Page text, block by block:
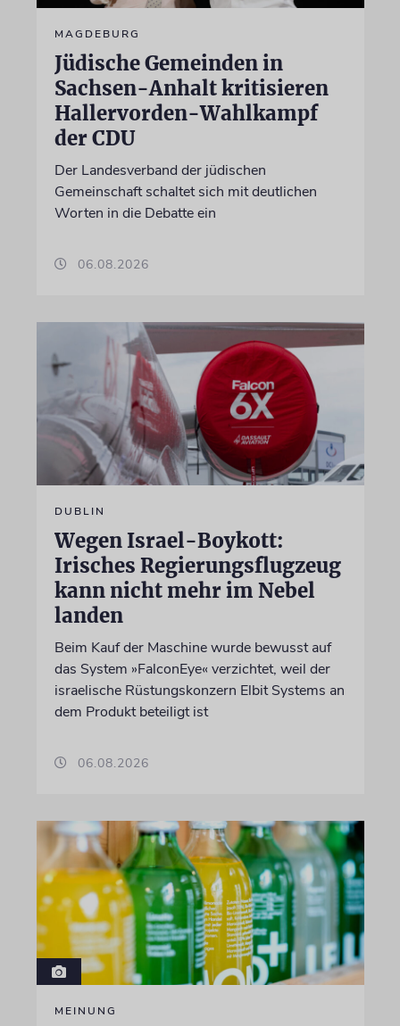
MAGDEBURG
Jüdische Gemeinden in
Sachsen-Anhalt kritisieren
Hallervorden-Wahlkampf
der CDU
Der Landesverband der jüdischen
Gemeinschaft schaltet sich mit deutlichen
Worten in die Debatte ein
06.08.2026
DUBLIN
Wegen Israel-Boykott:
Irisches Regierungsflugzeug
kann nicht mehr im Nebel
landen
Beim Kauf der Maschine wurde bewusst auf
das System »FalconEye« verzichtet, weil der
israelische Rüstungskonzern Elbit Systems an
dem Produkt beteiligt ist
06.08.2026
MEINUNG